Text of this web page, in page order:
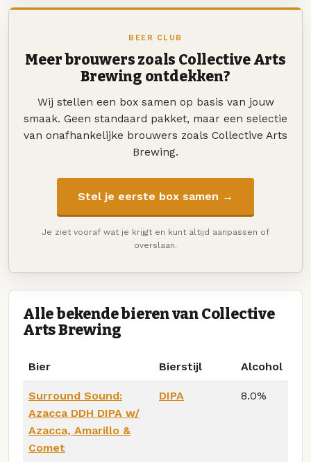
BEER CLUB
Meer brouwers zoals Collective Arts
Brewing ontdekken?
Wij stellen een box samen op basis van jouw
smaak. Geen standaard pakket, maar een selectie
van onafhankelijke brouwers zoals Collective Arts
Brewing.
Stel je eerste box samen →
Je ziet vooraf wat je krijgt en kunt altijd aanpassen of
overslaan.
Alle bekende bieren van Collective
Arts Brewing
Bier Bierstijl Alcohol
Surround Sound:
Azacca DDH DIPA w/
Azacca, Amarillo &
Comet
DIPA 8.0%